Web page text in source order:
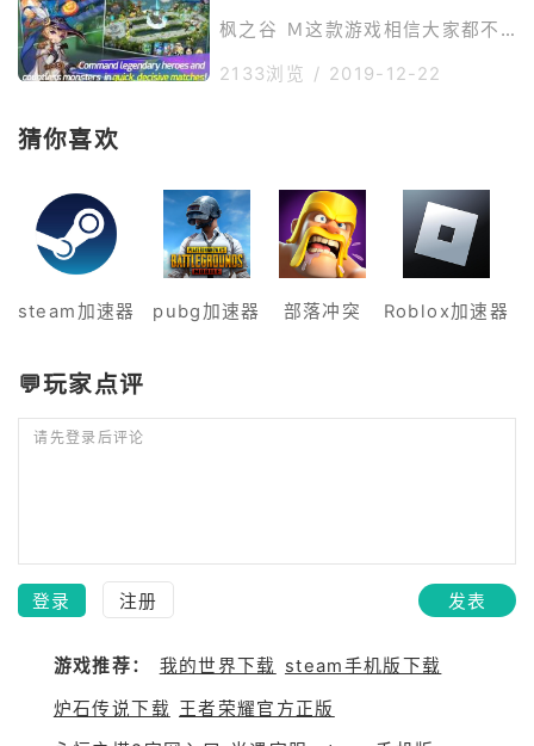
枫之谷 Ｍ这款游戏相信大家都不
枫之谷 Ｍ显示安装失败问题的反
2133浏览 / 2019-12-22
猜你喜欢
steam加速器 pubg加速器 部落冲突 Roblox加速器
💬玩家点评
请先登录后评论
登录 注册 发表
游戏推荐： 我的世界下载 steam手机版下载
炉石传说下载 王者荣耀官方正版